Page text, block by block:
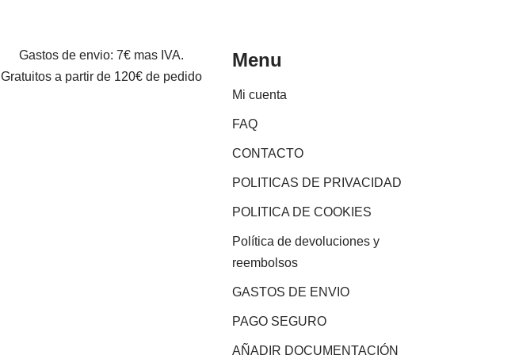
Gastos de envio: 7€ mas IVA.
Gratuitos a partir de 120€ de pedido
Menu
Mi cuenta
FAQ
CONTACTO
POLITICAS DE PRIVACIDAD
POLITICA DE COOKIES
Política de devoluciones y
reembolsos
GASTOS DE ENVIO
PAGO SEGURO
AÑADIR DOCUMENTACIÓN